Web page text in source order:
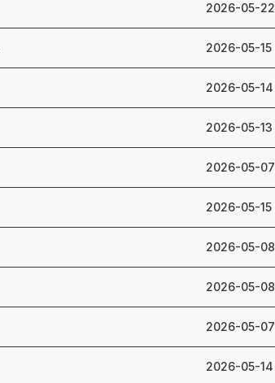
2026-05-22
2026-05-15
2026-05-14
2026-05-13
2026-05-07
2026-05-15
2026-05-08
2026-05-08
2026-05-07
2026-05-14